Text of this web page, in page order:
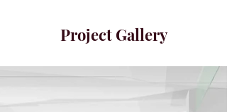
Project Gallery